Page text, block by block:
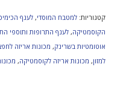
קטגוריות: למטבח המוסדי, לענף
הקוסמטיקה, לענף התרופות ותוספי
אוטומטיות בשרינק, מכונות אריזה
למזון, מכונות אריזה לקוסמטיקה,